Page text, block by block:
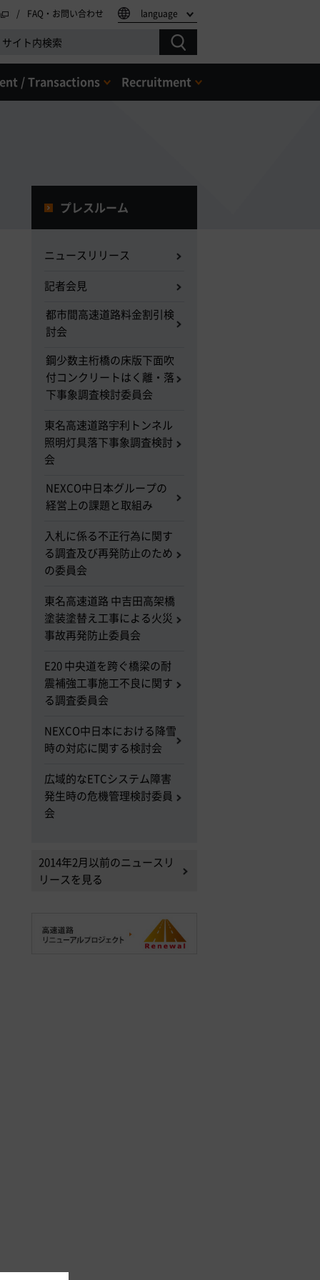
FAQ・お問い合わせ language
/ Transactions Recruitment
プレスルーム
ニュースリリース
記者会見
都市間高速道路料金割引検
討会
鋼少数主桁橋の床版下面吹
付コンクリートはく離・落
下事象調査検討委員会
東名高速道路宇利トンネル
照明灯具落下事象調査検討
会
NEXCO中日本グループの
経営上の課題と取組み
入札に係る不正行為に関す
る調査及び再発防止のため
の委員会
東名高速道路 中吉田高架橋
塗装塗替え工事による火災
事故再発防止委員会
E20 中央道を跨ぐ橋梁の耐
震補強工事施工不良に関す
る調査委員会
NEXCO中日本における降雪
時の対応に関する検討会
広域的なETCシステム障害
発生時の危機管理検討委員
会
2014年2月以前のニュースリ
リースを見る